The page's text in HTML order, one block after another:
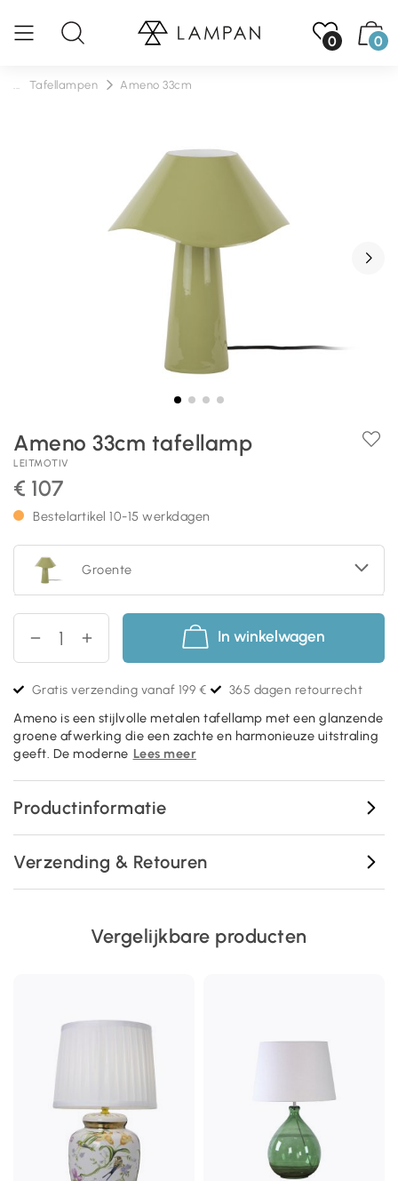
0 0
Tafellampen Ameno 33cm
Ameno 33cm tafellamp
LEITMOTIV
€ 107
Bestelartikel 10-15 werkdagen
Groente
In winkelwagen
Gratis verzending vanaf 199 € 365 dagen retourrecht
Ameno is een stijlvolle metalen tafellamp met een glanzende
groene afwerking die een zachte en harmonieuze uitstraling
geeft. De moderne Lees meer
Productinformatie
Verzending & Retouren
Vergelijkbare producten